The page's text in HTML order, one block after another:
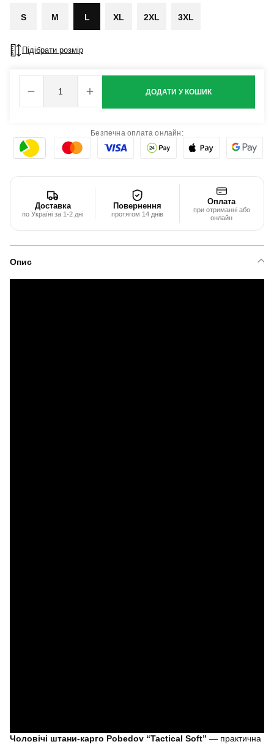
S M L XL 2XL 3XL
Підібрати розмір
ДОДАТИ У КОШИК
Безпечна оплата онлайн:
Доставка
по Україні за 1-2 дні
Повернення
протягом 14 днів
Оплата
при отриманні або
онлайн
Опис
Чоловічі штани-карго Pobedov “Tactical Soft” — практична